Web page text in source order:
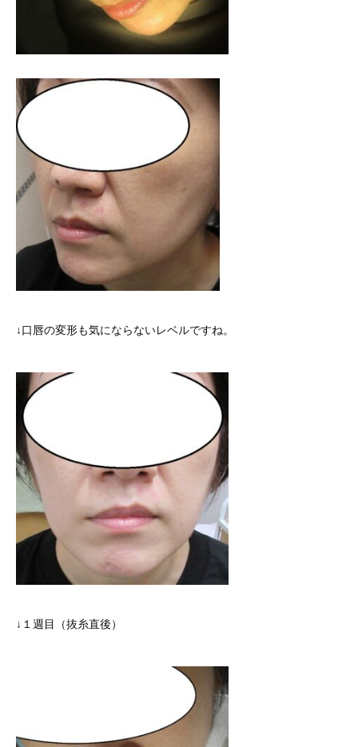
↓口唇の変形も気にならないレベルですね。
↓１週目（抜糸直後）